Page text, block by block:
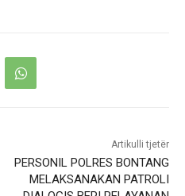
Artikulli tjetër
PERSONIL POLRES BONTANG
MELAKSANAKAN PATROLI